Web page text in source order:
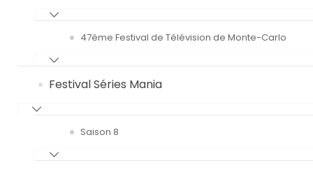
47ème Festival de Télévision de Monte-Carlo
Festival Séries Mania
Saison 8